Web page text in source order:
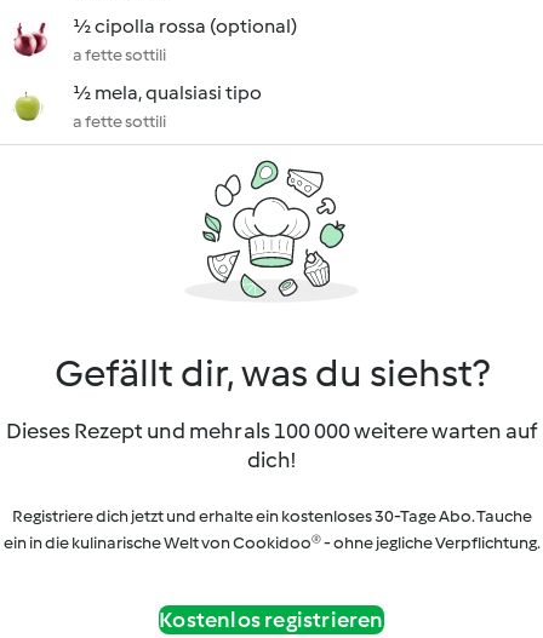
½ cipolla rossa (optional)
a fette sottili
½ mela, qualsiasi tipo
a fette sottili
Gefällt dir, was du siehst?
Dieses Rezept und mehr als 100 000 weitere warten auf
dich!
Registriere dich jetzt und erhalte ein kostenloses 30-Tage Abo. Tauche
ein in die kulinarische Welt von Cookidoo® - ohne jegliche Verpflichtung.
Kostenlos registrieren